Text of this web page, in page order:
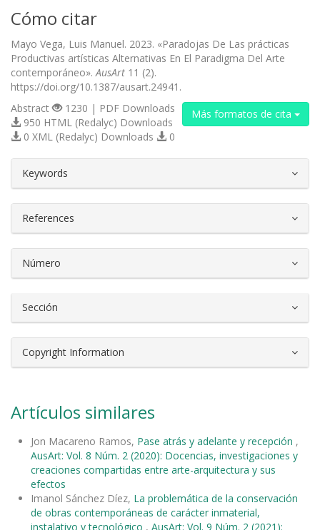
Cómo citar
Mayo Vega, Luis Manuel. 2023. «Paradojas De Las prácticas
Productivas artísticas Alternativas En El Paradigma Del Arte
contemporáneo». AusArt 11 (2).
https://doi.org/10.1387/ausart.24941.
Más formatos de cita
Abstract
1230 | PDF Downloads
950 HTML (Redalyc) Downloads
0 XML (Redalyc) Downloads
0
Keywords
References
Número
Sección
Copyright Information
Artículos similares
Jon Macareno Ramos, Pase atrás y adelante y recepción ,
AusArt: Vol. 8 Núm. 2 (2020): Docencias, investigaciones y
creaciones compartidas entre arte-arquitectura y sus
efectos
Imanol Sánchez Díez, La problemática de la conservación
de obras contemporáneas de carácter inmaterial,
instalativo y tecnológico , AusArt: Vol. 9 Núm. 2 (2021):